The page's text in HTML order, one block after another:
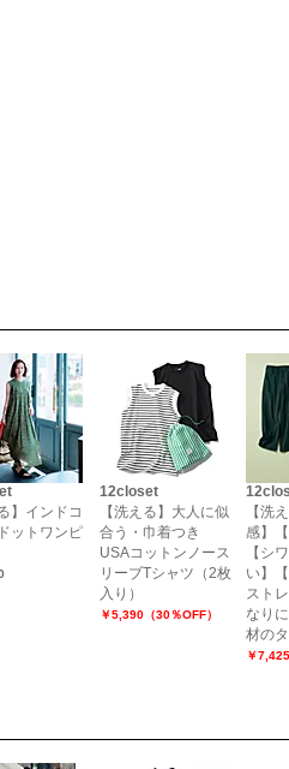
】インドコ
ットワンピ
12closet
【洗える】大人に似
合う・巾着つき
USAコットンノース
リーブTシャツ（2枚
入り）
￥5,390（30％OFF）
【洗
感】
【シ
い】
スト
なり
材の
￥